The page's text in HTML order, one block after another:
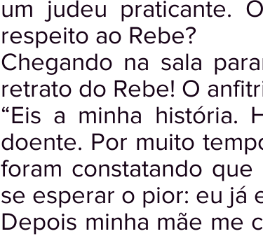
um judeu praticante.
respeito ao Rebe?
Chegando na sala
retrato do Rebe! O
“Eis a minha história.
doente. Por muito
foram constatando
se esperar o pior: eu já
Depois minha mãe me